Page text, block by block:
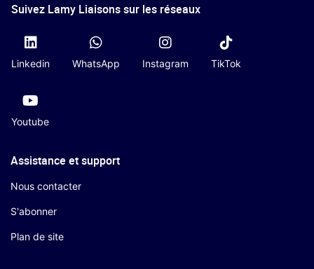
Suivez Lamy Liaisons sur les réseaux
Linkedin WhatsApp Instagram TikTok
Youtube
Assistance et support
Nous contacter
S'abonner
Plan de site